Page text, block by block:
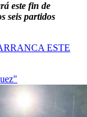
este fin de
seis partidos
ESTE